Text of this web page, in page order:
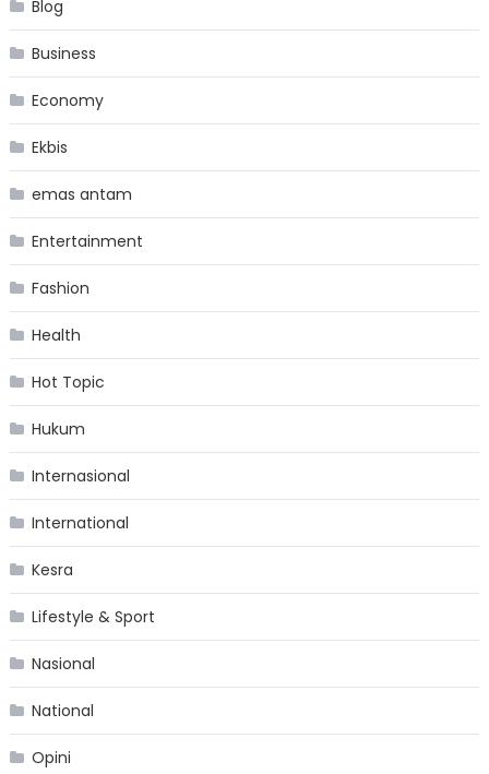
Blog
Business
Economy
Ekbis
emas antam
Entertainment
Fashion
Health
Hot Topic
Hukum
Internasional
International
Kesra
Lifestyle & Sport
Nasional
National
Opini